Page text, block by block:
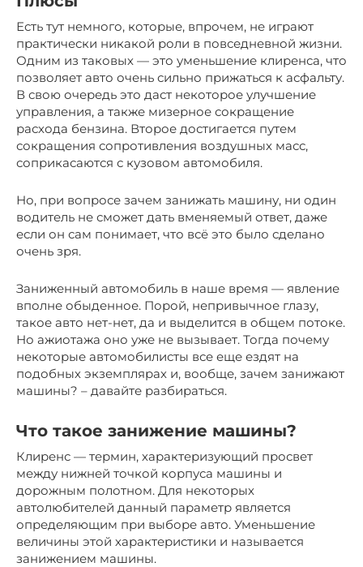
Есть тут немного, которые, впрочем, не играют
практически никакой роли в повседневной жизни.
Одним из таковых — это уменьшение клиренса, что
позволяет авто очень сильно прижаться к асфальту.
В свою очередь это даст некоторое улучшение
управления, а также мизерное сокращение
расхода бензина. Второе достигается путем
сокращения сопротивления воздушных масс,
соприкасаются с кузовом автомобиля.
Но, при вопросе зачем занижать машину, ни один
водитель не сможет дать вменяемый ответ, даже
если он сам понимает, что всё это было сделано
очень зря.
Заниженный автомобиль в наше время — явление
вполне обыденное. Порой, непривычное глазу,
такое авто нет-нет, да и выделится в общем потоке.
Но ажиотажа оно уже не вызывает. Тогда почему
некоторые автомобилисты все еще ездят на
подобных экземплярах и, вообще, зачем занижают
машины? – давайте разбираться.
Что такое занижение машины?
Клиренс — термин, характеризующий просвет
между нижней точкой корпуса машины и
дорожным полотном. Для некоторых
автолюбителей данный параметр является
определяющим при выборе авто. Уменьшение
величины этой характеристики и называется
занижением машины.